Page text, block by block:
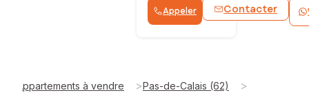
Appeler Contacter
Appartements à vendre >Pas-de-Calais (62) >